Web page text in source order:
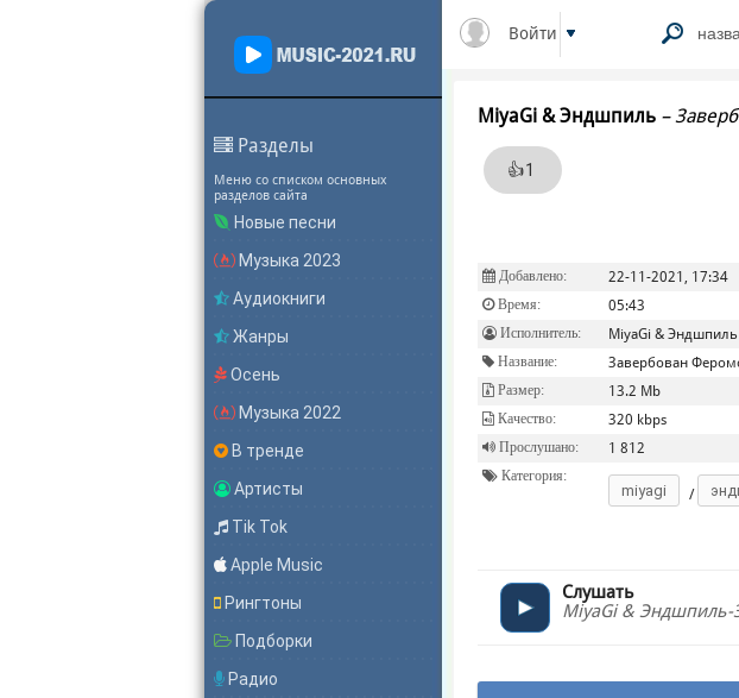
Разделы
Меню со списком основных
разделов сайта
Новые песни
Музыка 2023
Аудиокниги
Жанры
Осень
Музыка 2022
В тренде
Артисты
Tik Tok
Apple Music
Рингтоны
Подборки
Радио
Войти
MiyaGi & Эндшпиль –
👍1
Добавлено: 22-11-2021, 17:34
Время: 05:43
Исполнитель: MiyaGi & Эндшпиль
Название: Завербован
Размер: 13.2 Mb
Качество: 320 kbps
Прослушано: 1 812
Категория:
miyagi /
Слушать
MiyaGi &